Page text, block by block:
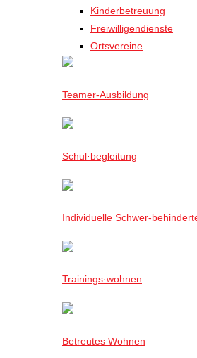
Kinderbetreuung
Freiwilligendienste
Ortsvereine
Teamer-Ausbildung
Schul·begleitung
Individuelle Schwer-
Trainings·wohnen
Betreutes Wohnen